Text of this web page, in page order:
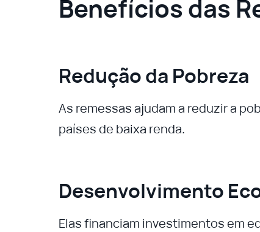
Benefícios das
Redução da Pobreza
As remessas ajudam a reduzir a
países de baixa renda.
Desenvolvimento
Elas financiam investimentos em